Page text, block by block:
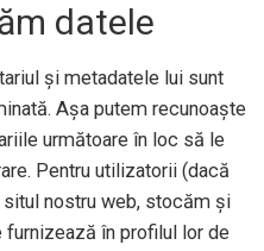
datele
și metadatele lui sunt
Așa putem recunoaște
următoare în loc să le
Pentru utilizatorii (dacă
nostru web, stocăm și
în profilul lor de